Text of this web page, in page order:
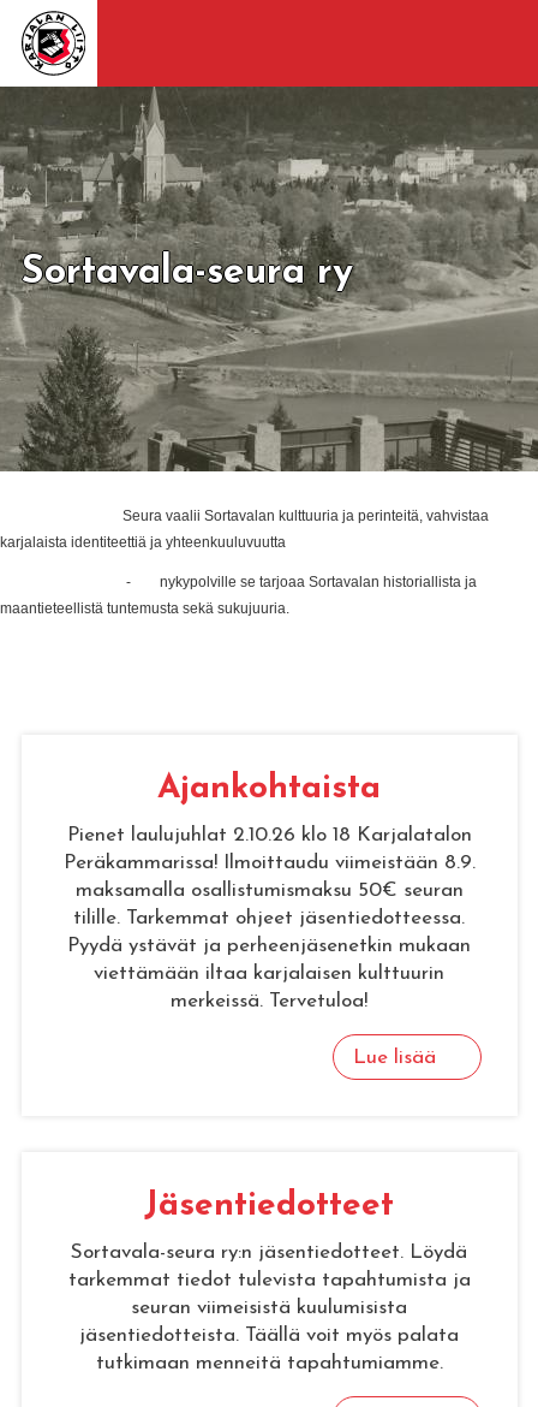
Sortavala-seura ry
Seura vaalii Sortavalan kulttuuria ja perinteitä, vahvistaa
karjalaista identiteettiä ja yhteenkuuluvuutta
- nykypolville se tarjoaa Sortavalan historiallista ja
maantieteellistä tuntemusta sekä sukujuuria.
Ajan­koh­tais­ta
Pienet laulujuhlat 2.10.26 klo 18 Karjalatalon
Peräkammarissa! Ilmoittaudu viimeistään 8.9.
maksamalla osallistumismaksu 50€ seuran
tilille. Tarkemmat ohjeet jäsentiedotteessa.
Pyydä ystävät ja perheenjäsenetkin mukaan
viettämään iltaa karjalaisen kulttuurin
merkeissä. Tervetuloa!
Lue lisää
Jä­sen­tie­dot­teet
Sortavala-seura ry:n jäsentiedotteet. Löydä
tarkemmat tiedot tulevista tapahtumista ja
seuran viimeisistä kuulumisista
jäsentiedotteista. Täällä voit myös palata
tutkimaan menneitä tapahtumiamme.